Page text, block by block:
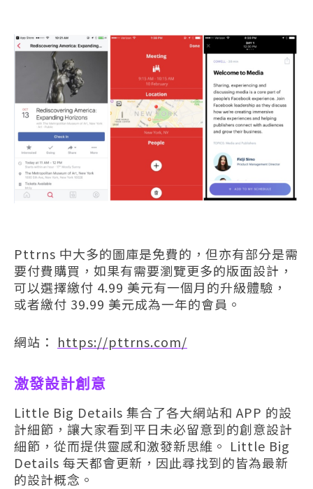
Pttrns 中大多的圖庫是免費的，但亦有部分是需
要付費購買，如果有需要瀏覽更多的版面設計，
可以選擇繳付 4.99 美元有一個月的升級體驗，
或者繳付 39.99 美元成為一年的會員。
網站： https://pttrns.com/
激發設計創意
Little Big Details 集合了各大網站和 APP 的設
計細節，讓大家看到平日未必留意到的創意設計
細節，從而提供靈感和激發新思維。 Little Big
Details 每天都會更新，因此尋找到的皆為最新
的設計概念。